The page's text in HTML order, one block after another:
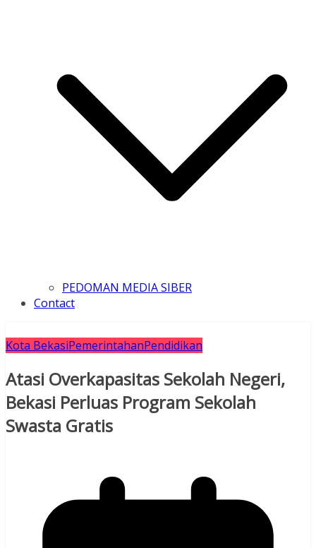
PEDOMAN MEDIA SIBER
Contact
Kota BekasiPemerintahanPendidikan
Atasi Overkapasitas Sekolah Negeri,
Bekasi Perluas Program Sekolah
Swasta Gratis